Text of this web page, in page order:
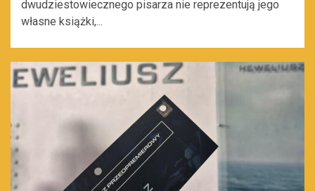
dwudziestowiecznego pisarza nie reprezentują jego
własne książki,...